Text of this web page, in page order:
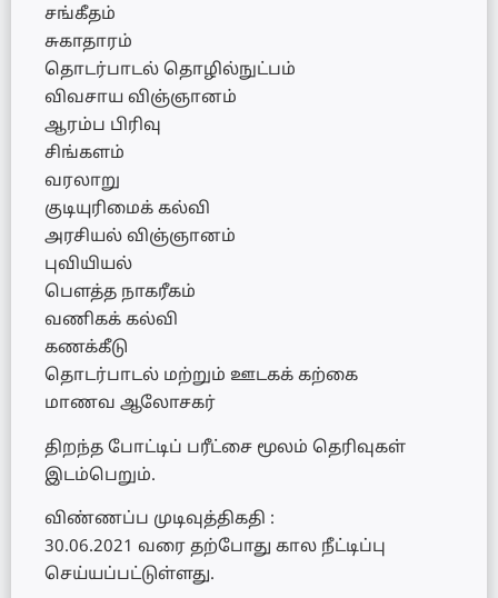
சங்கீதம்
சுகாதாரம்
தொடர்பாடல் தொழில்நுட்பம்
விவசாய விஞ்ஞானம்
ஆரம்ப பிரிவு
சிங்களம்
வரலாறு
குடியுரிமைக் கல்வி
அரசியல் விஞ்ஞானம்
புவியியல்
பௌத்த நாகரீகம்
வணிகக் கல்வி
கணக்கீடு
தொடர்பாடல் மற்றும் ஊடகக் கற்கை
மாணவ ஆலோசகர்
திறந்த போட்டிப் பரீட்சை மூலம் தெரிவுகள்
இடம்பெறும்.
விண்ணப்ப முடிவுத்திகதி :
30.06.2021 வரை தற்போது கால நீட்டிப்பு
செய்யப்பட்டுள்ளது.